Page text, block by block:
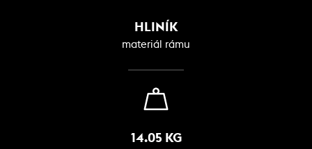
HLINÍK
materiál rámu
14.05 KG